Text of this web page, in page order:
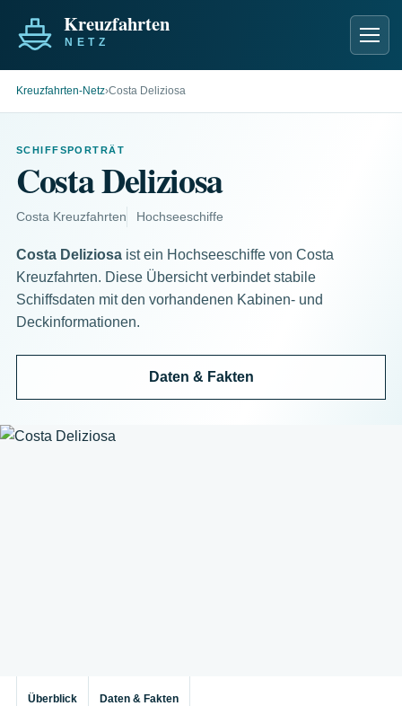
Kreuzfahrten-Netz›Costa Deliziosa
SCHIFFSPORTRÄT
Costa Deliziosa
Costa Kreuzfahrten Hochseeschiffe
Costa Deliziosa ist ein Hochseeschiffe von Costa
Kreuzfahrten. Diese Übersicht verbindet stabile
Schiffsdaten mit den vorhandenen Kabinen- und
Deckinformationen.
Daten & Fakten
Überblick Daten & Fakten